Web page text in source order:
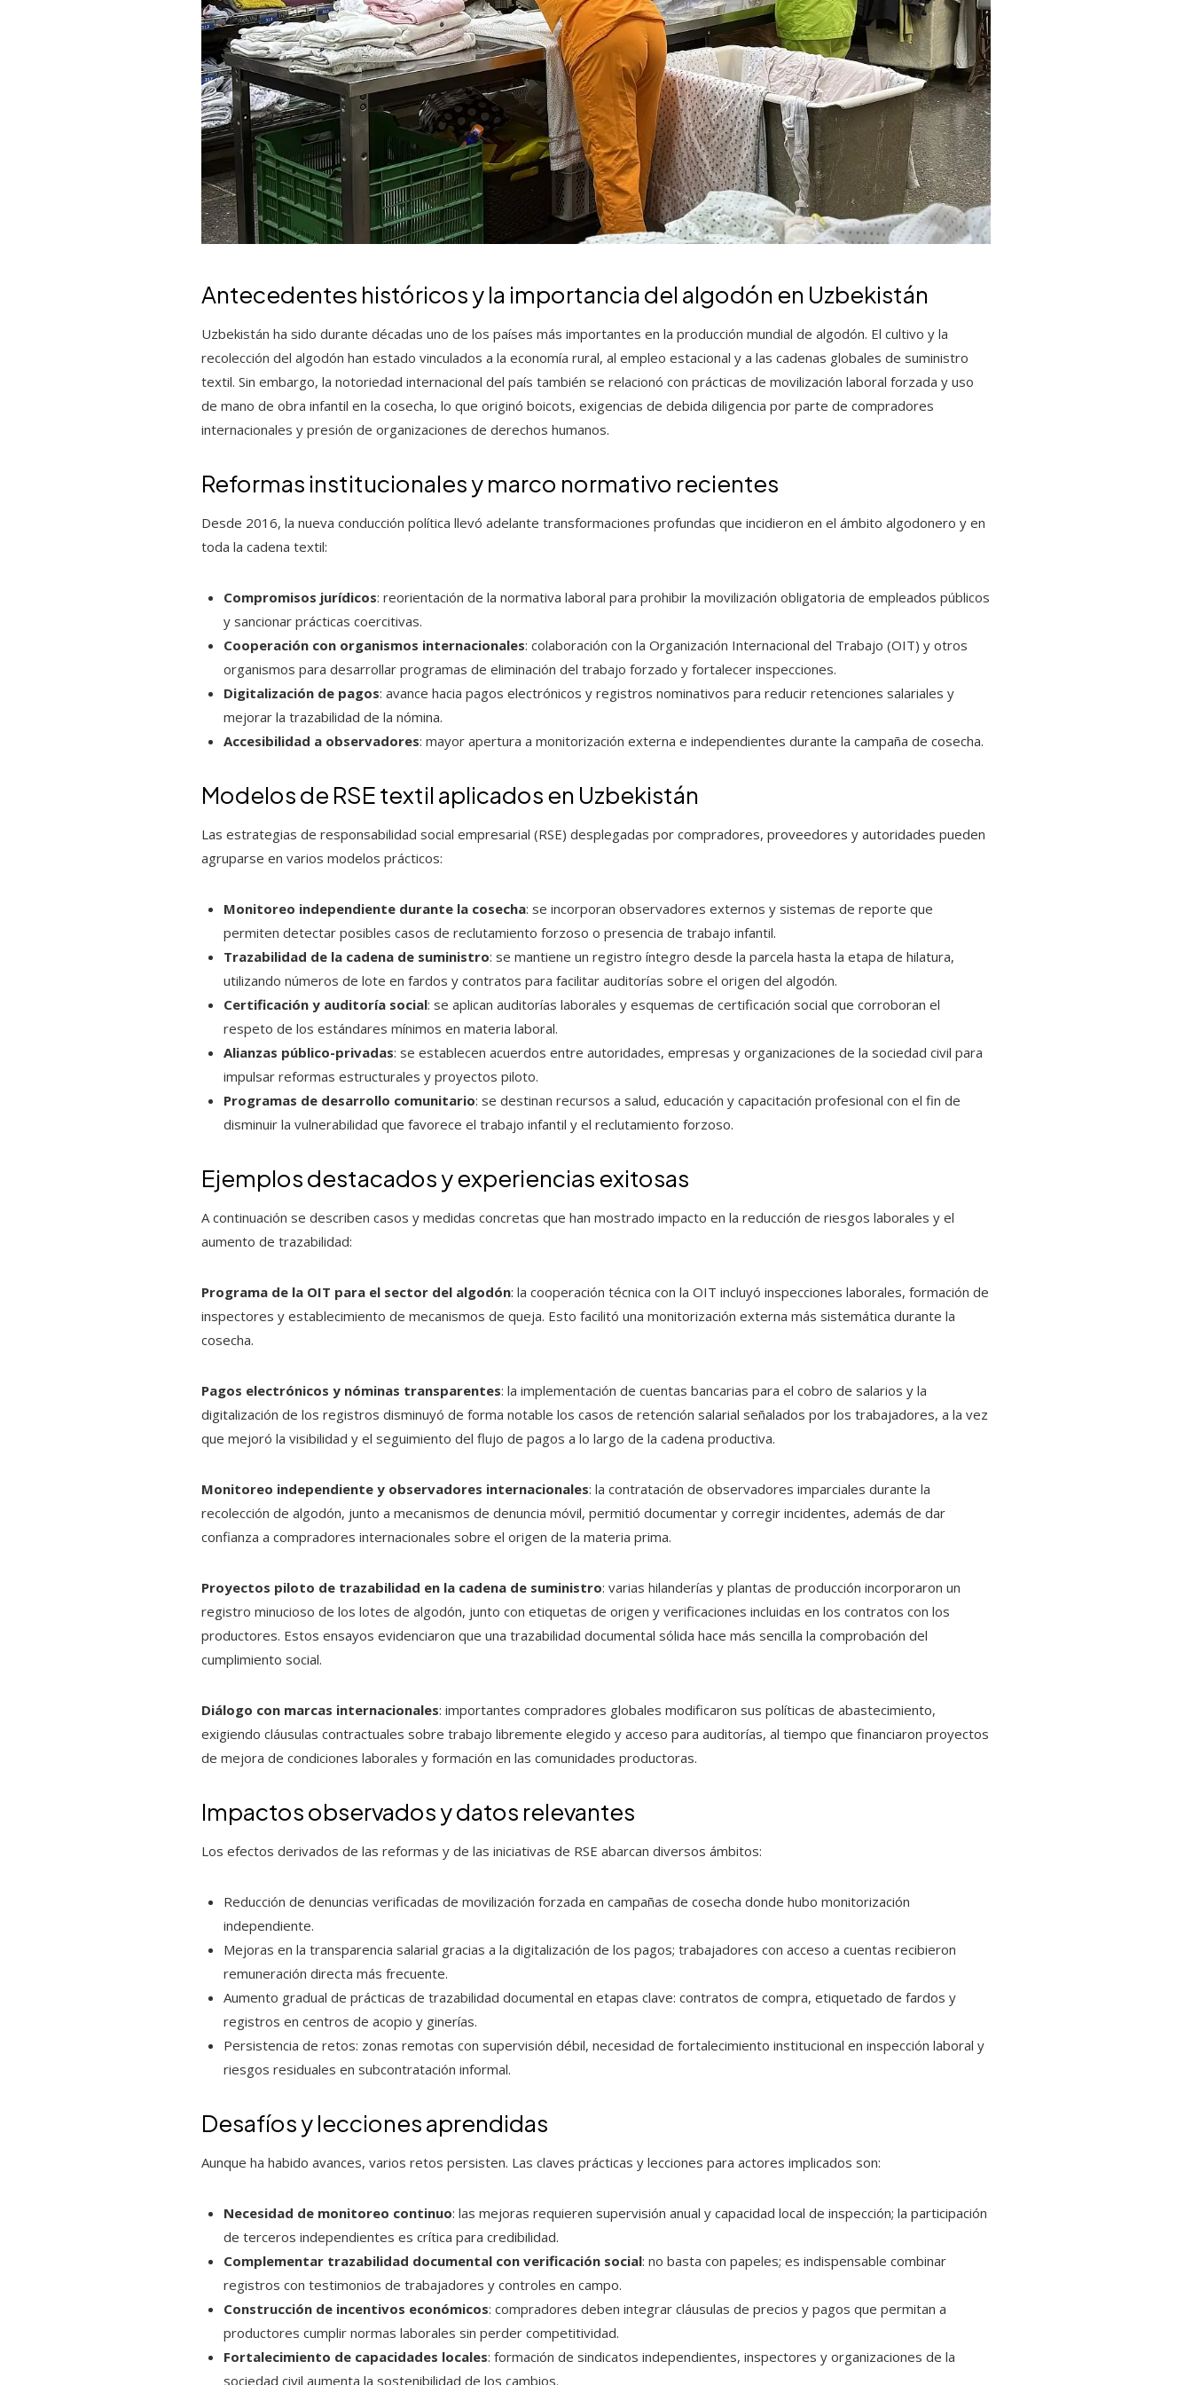
Antecedentes históricos y la importancia del algodón en Uzbekistán
Uzbekistán ha sido durante décadas uno de los países más importantes en la producción mundial de algodón. El cultivo y la
recolección del algodón han estado vinculados a la economía rural, al empleo estacional y a las cadenas globales de suministro
textil. Sin embargo, la notoriedad internacional del país también se relacionó con prácticas de movilización laboral forzada y uso
de mano de obra infantil en la cosecha, lo que originó boicots, exigencias de debida diligencia por parte de compradores
internacionales y presión de organizaciones de derechos humanos.
Reformas institucionales y marco normativo recientes
Desde 2016, la nueva conducción política llevó adelante transformaciones profundas que incidieron en el ámbito algodonero y en
toda la cadena textil:
Compromisos jurídicos: reorientación de la normativa laboral para prohibir la movilización obligatoria de empleados públicos
y sancionar prácticas coercitivas.
Cooperación con organismos internacionales: colaboración con la Organización Internacional del Trabajo (OIT) y otros
organismos para desarrollar programas de eliminación del trabajo forzado y fortalecer inspecciones.
Digitalización de pagos: avance hacia pagos electrónicos y registros nominativos para reducir retenciones salariales y
mejorar la trazabilidad de la nómina.
Accesibilidad a observadores: mayor apertura a monitorización externa e independientes durante la campaña de cosecha.
Modelos de RSE textil aplicados en Uzbekistán
Las estrategias de responsabilidad social empresarial (RSE) desplegadas por compradores, proveedores y autoridades pueden
agruparse en varios modelos prácticos:
Monitoreo independiente durante la cosecha: se incorporan observadores externos y sistemas de reporte que
permiten detectar posibles casos de reclutamiento forzoso o presencia de trabajo infantil.
Trazabilidad de la cadena de suministro: se mantiene un registro íntegro desde la parcela hasta la etapa de hilatura,
utilizando números de lote en fardos y contratos para facilitar auditorías sobre el origen del algodón.
Certificación y auditoría social: se aplican auditorías laborales y esquemas de certificación social que corroboran el
respeto de los estándares mínimos en materia laboral.
Alianzas público-privadas: se establecen acuerdos entre autoridades, empresas y organizaciones de la sociedad civil para
impulsar reformas estructurales y proyectos piloto.
Programas de desarrollo comunitario: se destinan recursos a salud, educación y capacitación profesional con el fin de
disminuir la vulnerabilidad que favorece el trabajo infantil y el reclutamiento forzoso.
Ejemplos destacados y experiencias exitosas
A continuación se describen casos y medidas concretas que han mostrado impacto en la reducción de riesgos laborales y el
aumento de trazabilidad:
Programa de la OIT para el sector del algodón: la cooperación técnica con la OIT incluyó inspecciones laborales, formación de
inspectores y establecimiento de mecanismos de queja. Esto facilitó una monitorización externa más sistemática durante la
cosecha.
Pagos electrónicos y nóminas transparentes: la implementación de cuentas bancarias para el cobro de salarios y la
digitalización de los registros disminuyó de forma notable los casos de retención salarial señalados por los trabajadores, a la vez
que mejoró la visibilidad y el seguimiento del flujo de pagos a lo largo de la cadena productiva.
Monitoreo independiente y observadores internacionales: la contratación de observadores imparciales durante la
recolección de algodón, junto a mecanismos de denuncia móvil, permitió documentar y corregir incidentes, además de dar
confianza a compradores internacionales sobre el origen de la materia prima.
Proyectos piloto de trazabilidad en la cadena de suministro: varias hilanderías y plantas de producción incorporaron un
registro minucioso de los lotes de algodón, junto con etiquetas de origen y verificaciones incluidas en los contratos con los
productores. Estos ensayos evidenciaron que una trazabilidad documental sólida hace más sencilla la comprobación del
cumplimiento social.
Diálogo con marcas internacionales: importantes compradores globales modificaron sus políticas de abastecimiento,
exigiendo cláusulas contractuales sobre trabajo libremente elegido y acceso para auditorías, al tiempo que financiaron proyectos
de mejora de condiciones laborales y formación en las comunidades productoras.
Impactos observados y datos relevantes
Los efectos derivados de las reformas y de las iniciativas de RSE abarcan diversos ámbitos:
Reducción de denuncias verificadas de movilización forzada en campañas de cosecha donde hubo monitorización
independiente.
Mejoras en la transparencia salarial gracias a la digitalización de los pagos; trabajadores con acceso a cuentas recibieron
remuneración directa más frecuente.
Aumento gradual de prácticas de trazabilidad documental en etapas clave: contratos de compra, etiquetado de fardos y
registros en centros de acopio y ginerías.
Persistencia de retos: zonas remotas con supervisión débil, necesidad de fortalecimiento institucional en inspección laboral y
riesgos residuales en subcontratación informal.
Desafíos y lecciones aprendidas
Aunque ha habido avances, varios retos persisten. Las claves prácticas y lecciones para actores implicados son:
Necesidad de monitoreo continuo: las mejoras requieren supervisión anual y capacidad local de inspección; la participación
de terceros independientes es crítica para credibilidad.
Complementar trazabilidad documental con verificación social: no basta con papeles; es indispensable combinar
registros con testimonios de trabajadores y controles en campo.
Construcción de incentivos económicos: compradores deben integrar cláusulas de precios y pagos que permitan a
productores cumplir normas laborales sin perder competitividad.
Fortalecimiento de capacidades locales: formación de sindicatos independientes, inspectores y organizaciones de la
sociedad civil aumenta la sostenibilidad de los cambios.